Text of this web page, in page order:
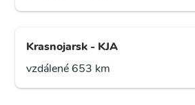
Krasnojarsk - KJA
vzdálené 653 km